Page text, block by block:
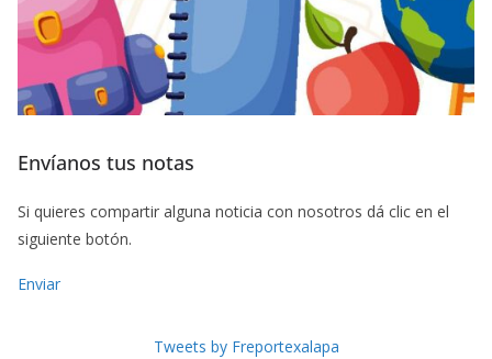
Envíanos tus notas
Si quieres compartir alguna noticia con nosotros dá clic en el
siguiente botón.
Enviar
Tweets by Freportexalapa